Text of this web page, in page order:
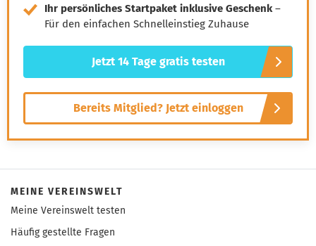
Ihr persönliches Startpaket inklusive Geschenk–
Für den einfachen Schnelleinstieg Zuhause
Jetzt 14 Tage gratis testen
Bereits Mitglied? Jetzt einloggen
MEINE VEREINSWELT
Meine Vereinswelt testen
Häufig gestellte Fragen